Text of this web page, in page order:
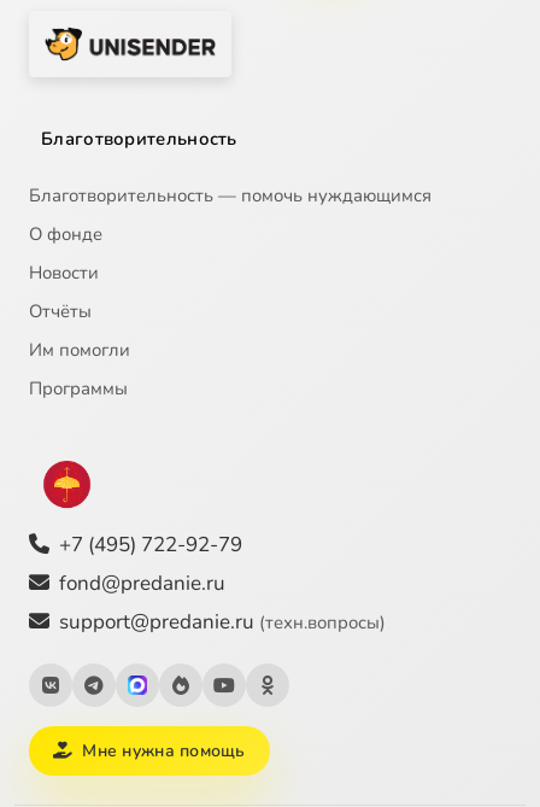
Благотворительность
Благотворительность — помочь нуждающимся
О фонде
Новости
Отчёты
Им помогли
Программы
+7 (495) 722-92-79
fond@predanie.ru
support@predanie.ru (техн.вопросы)
Мне нужна помощь